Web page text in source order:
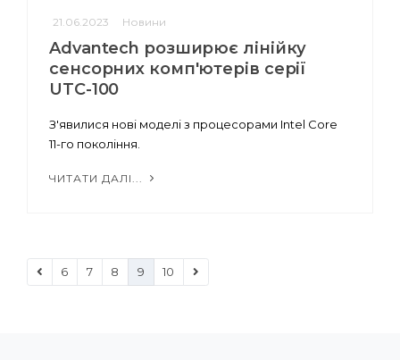
21.06.2023 Новини
Advantech розширює лінійку
сенсорних комп'ютерів серії
UTC-100
З'явилися нові моделі з процесорами Intel Core
11-го покоління.
ЧИТАТИ ДАЛІ...
6 7 8 9 10